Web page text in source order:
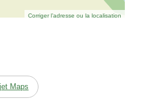
Corriger l’adresse ou la localisation
Maps